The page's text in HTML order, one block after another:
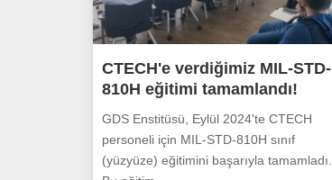
CTECH'e verdiğimiz MIL-STD-
810H eğitimi tamamlandı!
GDS Enstitüsü, Eylül 2024'te CTECH
personeli için MIL-STD-810H sınıf
(yüzyüze) eğitimini başarıyla tamamladı.